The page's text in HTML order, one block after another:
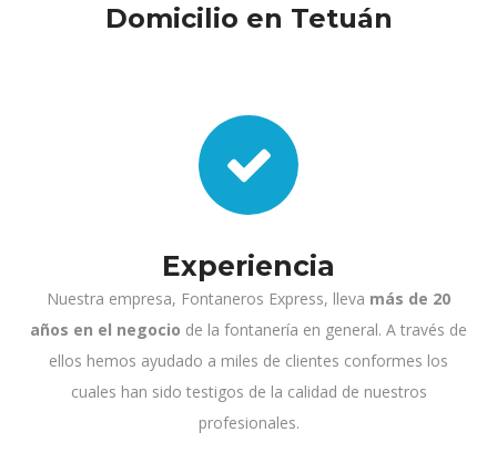
Domicilio en Tetuán
Experiencia
Nuestra empresa, Fontaneros Express, lleva más de 20
años en el negocio de la fontanería en general. A través de
ellos hemos ayudado a miles de clientes conformes los
cuales han sido testigos de la calidad de nuestros
profesionales.